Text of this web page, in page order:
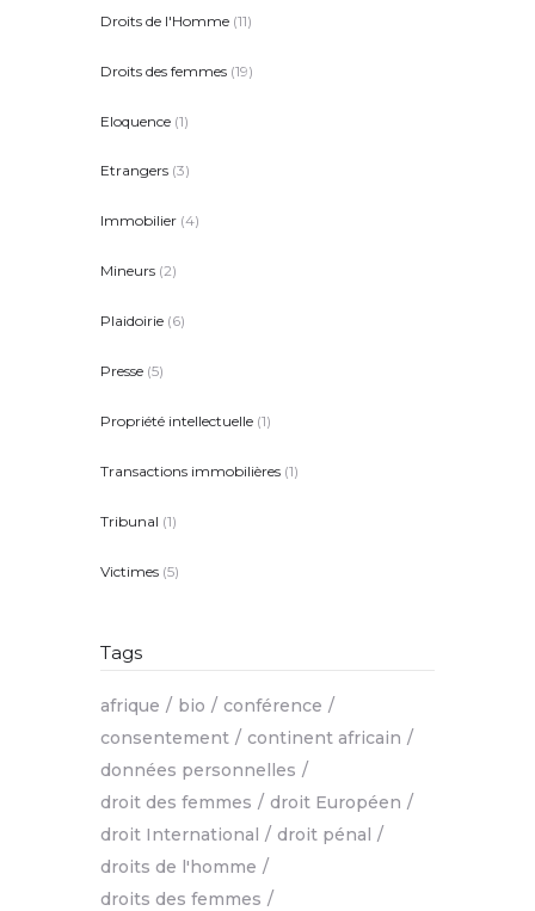
Droits de l'Homme (11)
Droits des femmes (19)
Eloquence (1)
Etrangers (3)
Immobilier (4)
Mineurs (2)
Plaidoirie (6)
Presse (5)
Propriété intellectuelle (1)
Transactions immobilières (1)
Tribunal (1)
Victimes (5)
Tags
afrique bio
conférence
consentement
continent africain
données personnelles
droit des femmes
droit Européen
droit International
droit pénal
droits de l'homme
droits des femmes